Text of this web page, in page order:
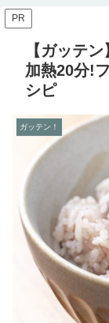
PR
【ガッテ
加熱20分!
シピ
ガッテン！